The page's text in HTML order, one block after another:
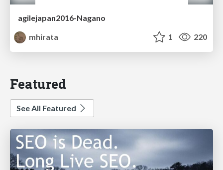
agilejapan2016-Nagano
mhirata
1 220
Featured
See All Featured